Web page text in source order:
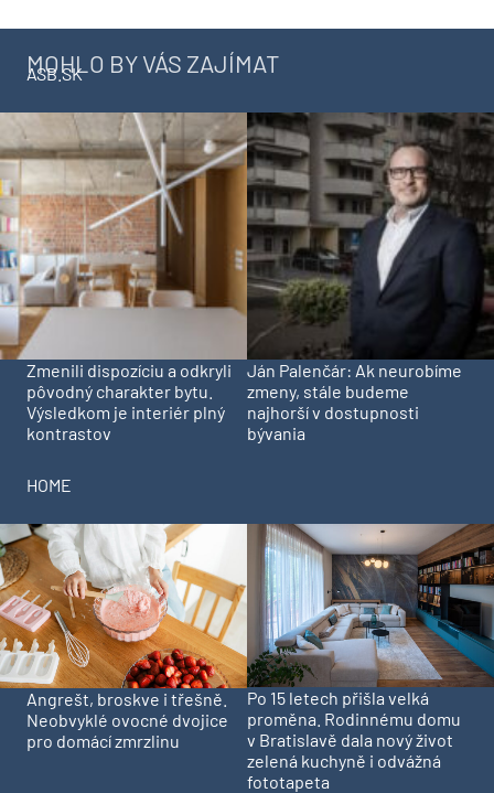
MOHLO BY VÁS ZAJÍMAT
ASB.SK
Zmenili dispozíciu a odkryli
pôvodný charakter bytu.
Výsledkom je interiér plný
kontrastov
Ján Palenčár: Ak neurobíme
zmeny, stále budeme
najhorší v dostupnosti
bývania
HOME
Angrešt, broskve i třešně.
Neobvyklé ovocné dvojice
pro domácí zmrzlinu
Po 15 letech přišla velká
proměna. Rodinnému domu
v Bratislavě dala nový život
zelená kuchyně i odvážná
fototapeta